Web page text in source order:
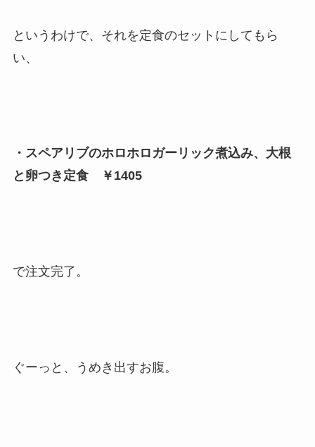
というわけで、それを定食のセットにしてもら
い、
・スペアリブのホロホロガーリック煮込み、大根
と卵つき定食 ￥1405
で注文完了。
ぐーっと、うめき出すお腹。